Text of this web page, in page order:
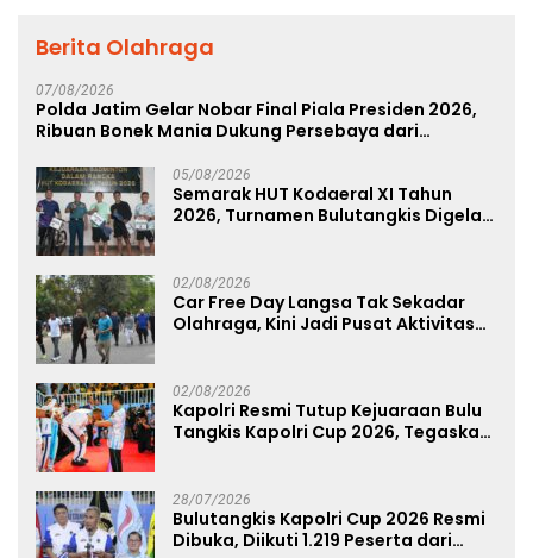
Berita Olahraga
07/08/2026
Polda Jatim Gelar Nobar Final Piala Presiden 2026,
Ribuan Bonek Mania Dukung Persebaya dari
05/08/2026
Semarak HUT Kodaeral XI Tahun
2026, Turnamen Bulutangkis Digelar
02/08/2026
Car Free Day Langsa Tak Sekadar
Olahraga, Kini Jadi Pusat Aktivitas
02/08/2026
Kapolri Resmi Tutup Kejuaraan Bulu
Tangkis Kapolri Cup 2026, Tegaskan
28/07/2026
Bulutangkis Kapolri Cup 2026 Resmi
Dibuka, Diikuti 1.219 Peserta dari